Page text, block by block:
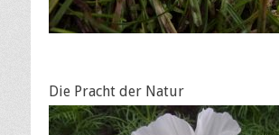
Die Pracht der Natur